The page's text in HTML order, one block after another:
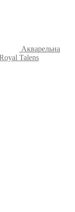
Акварельна
Talens